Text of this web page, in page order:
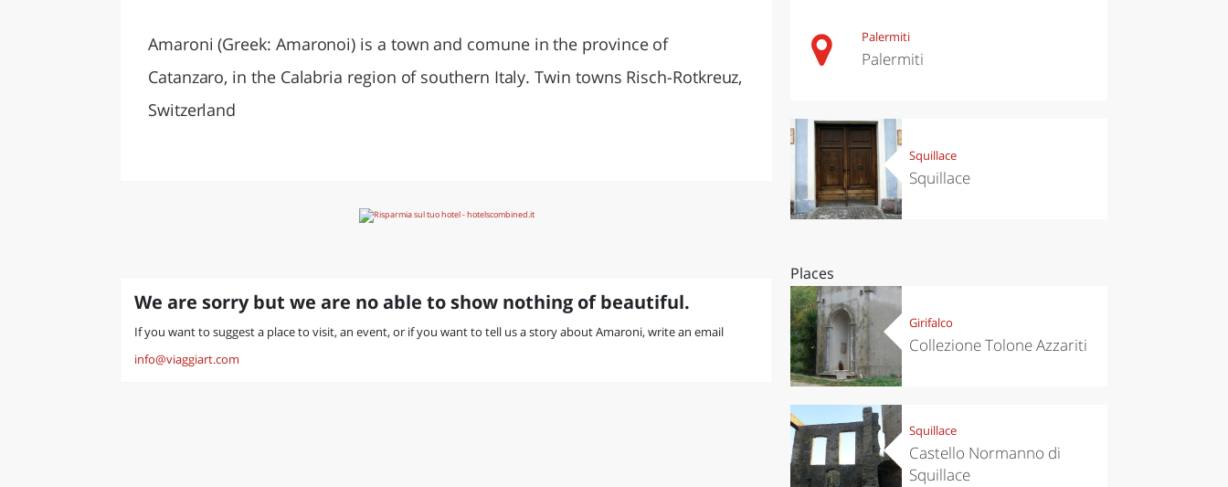
Amaroni (Greek: Amaronoi) is a town and comune in the province of
Catanzaro, in the Calabria region of southern Italy. Twin towns Risch-Rotkreuz,
Switzerland
We are sorry but we are no able to show nothing of beautiful.
If you want to suggest a place to visit, an event, or if you want to tell us a story about Amaroni, write an email
info@viaggiart.com
Palermiti
Palermiti
Squillace
Squillace
Places
Girifalco
Collezione Tolone Azzariti
Squillace
Castello Normanno di
Squillace